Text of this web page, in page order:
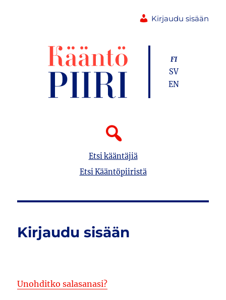
Kirjaudu sisään
Etsi kääntäjiä
Etsi Kääntöpiiristä
FI
SV
EN
Kirjaudu sisään
Unohditko salasanasi?